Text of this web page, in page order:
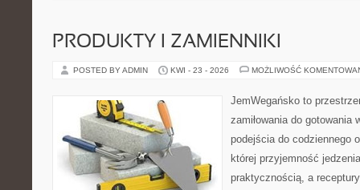
PRODUKTY I ZAMIENNIKI
POSTED BY ADMIN KWI - 23 - 2026 MOŻLIWOŚĆ
JemWegańsko to
zamiłowania do gotowania
podejścia do codziennego
której przyjemność
praktycznością, a